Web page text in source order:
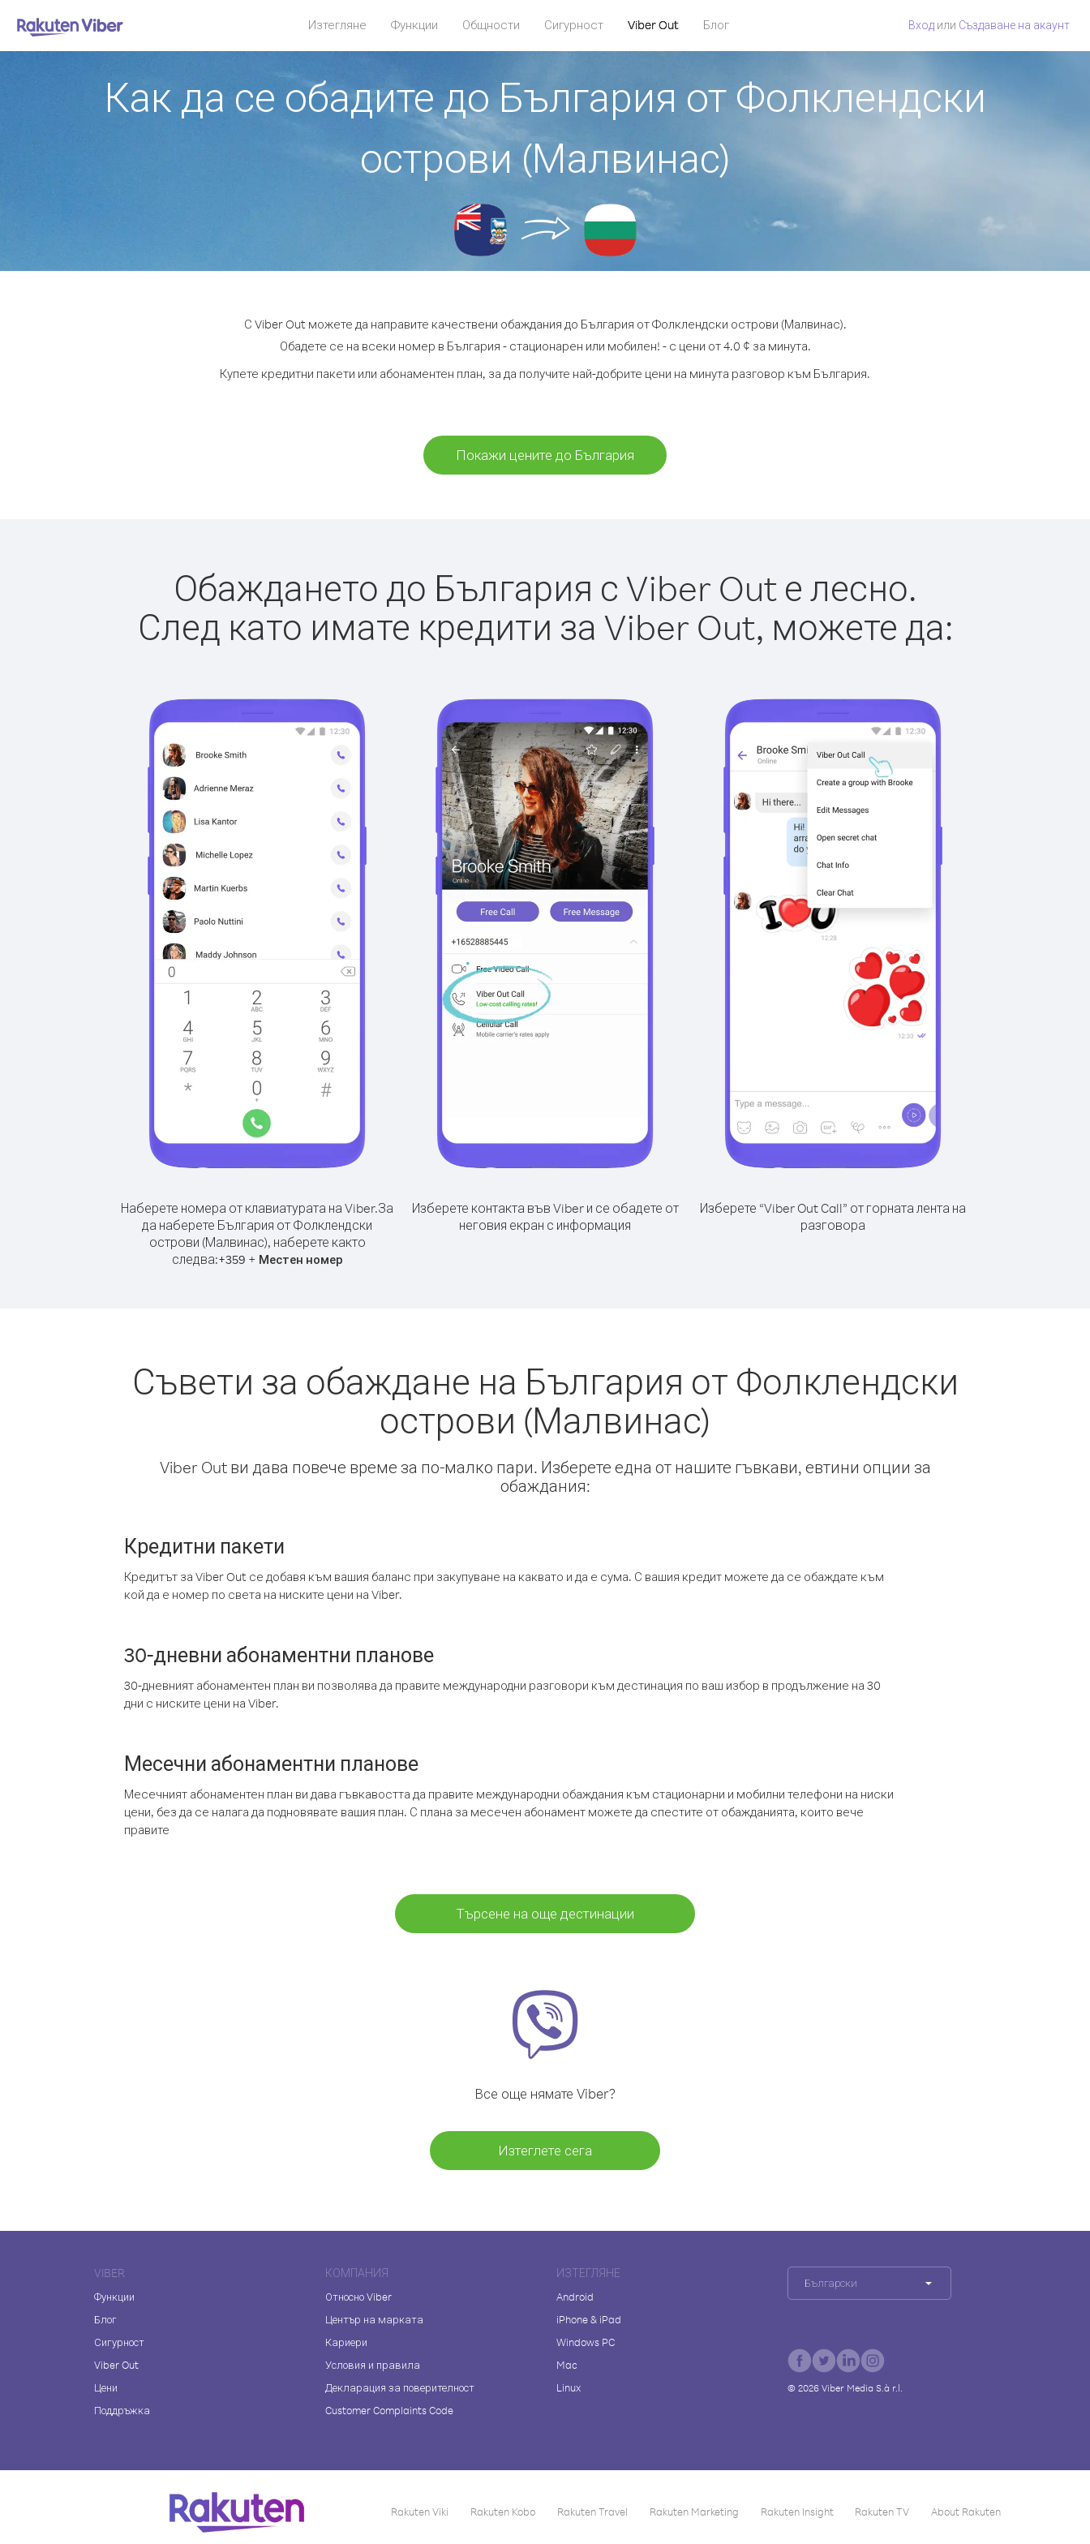
Изтегляне Функции Общности Сигурност Viber Out Блог Вход или Създаване на акаунт
Как да се обадите до България от Фолклендски
острови (Малвинас)
С Viber Out можете да направите качествени обаждания до България от Фолклендски острови (Малвинас).
Обадете се на всеки номер в България - стационарен или мобилен! - с цени от 4.0 ¢ за минута.
Купете кредитни пакети или абонаментен план, за да получите най-добрите цени на минута разговор към България.
Покажи цените до България
Обаждането до България с Viber Out е лесно.
След като имате кредити за Viber Out, можете да:
Наберете номера от клавиатурата на Viber.За
да наберете България от Фолклендски
острови (Малвинас), наберете както
следва:+359 + Местен номер
Изберете контакта във Viber и се обадете от
неговия екран с информация
Изберете “Viber Out Call” от горната лента на
разговора
Съвети за обаждане на България от Фолклендски
острови (Малвинас)
Viber Out ви дава повече време за по-малко пари. Изберете една от нашите гъвкави, евтини опции за
обаждания:
Кредитни пакети
Кредитът за Viber Out се добавя към вашия баланс при закупуване на каквато и да е сума. С вашия кредит можете да се обаждате към
кой да е номер по света на ниските цени на Viber.
30-дневни абонаментни планове
30-дневният абонаментен план ви позволява да правите международни разговори към дестинация по ваш избор в продължение на 30
дни с ниските цени на Viber.
Месечни абонаментни планове
Месечният абонаментен план ви дава гъвкавостта да правите международни обаждания към стационарни и мобилни телефони на ниски
цени, без да се налага да подновявате вашия план. С плана за месечен абонамент можете да спестите от обажданията, които вече
правите
Търсене на още дестинации
Все още нямате Viber?
Изтеглете сега
VIBER
Функции
Блог
Сигурност
Viber Out
Цени
Поддръжка
КОМПАНИЯ
Относно Viber
Център на марката
Кариери
Условия и правила
Декларация за поверителност
Customer Complaints Code
ИЗТЕГЛЯНЕ
Android
iPhone & iPad
Windows PC
Mac
Linux
Български
© 2026 Viber Media S.à r.l.
Rakuten Viki Rakuten Kobo Rakuten Travel Rakuten Marketing Rakuten Insight Rakuten TV About Rakuten